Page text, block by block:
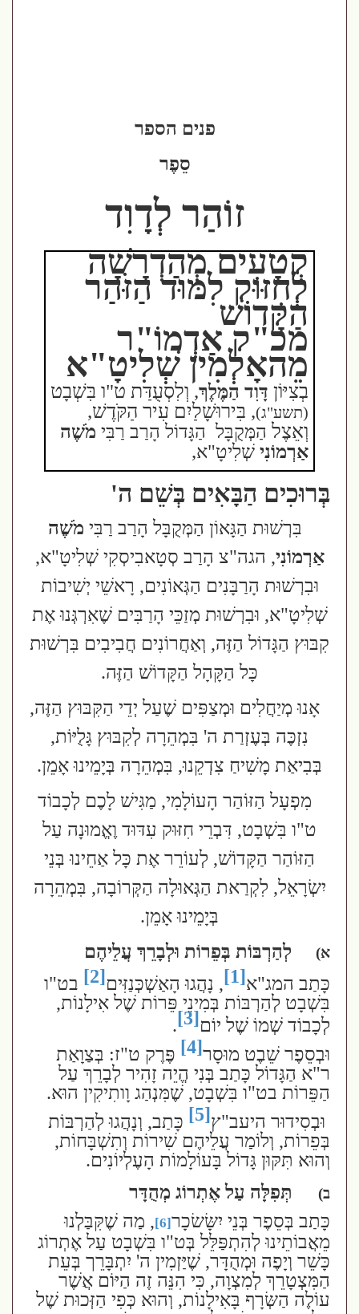
פנים הספר
סֵפֶר
זוֹהַר לְדָוִד
קְטָעִים מְהַדְרָשָׁה
לְחִזּוּק לִמּוּד הַזֹּהַר
הַקָּדוֹשׁ
מכ"ק אַדְמוֹ"ר
מֵהאָלְמִין שְׁלִיטָ"א
בְצִיּוֹןדָּוִד הַמֶּלֶךְ, וְלִסְעֻדַּת ט"ו בִּשְׁבָט
(תשע"ג), בִּירוּשָׁלַיִם עִיר הַקֹּדֶשׁ,
וְאֵצֶלהַמְּקֻבָּל הַגָּדוֹל הָרַב רַבִּימֹשֶׁה
אַרְמוֹנִי שְׁלִיטָ"א,
בְּרוּכִים הַבָּאִים בְּשֵׁם ה'
בִּרְשׁוּת הַגָּאוֹן הַמְּקֻבָּל הָרַב רַבִּימֹשֶׁה
אַרְמוֹנִי, הגה"צ הָרַב סְטָאבִיסְקִי שְׁלִיטָ"א,
וּבִרְשׁוּת הָרַבָּנִים הַגְּאוֹנִים, רָאשֵׁי יְשִׁיבוֹת
שְׁלִיטָ"א, וּבִרְשׁוּת מְזַכֵּי הָרַבִּים שֶׁאִרְגְּנוּ אֶת
קִבּוּץ הַגָּדוֹל הַזֶּה, וְאַחֲרוֹנִים חֲבִיבִים בִּרְשׁוּת
כָּל הַקָּהָל הַקָּדוֹשׁ הַזֶּה.
אָנוּ מְיַחֲלִים וּמְצַפִּים שֶׁעַל יְדֵי הַקִּבּוּץ הַזֶּה,
נִזְכֶּה בְּעֶזְרַת ה' בִּמְהֵרָה לְקִבּוּץ גָּלֻיּוֹת,
בְּבִיאַת מָשִׁיחַ צִדְקֵנוּ, בִּמְהֵרָה בְּיָמֵינוּ אָמֵן.
מִפְעָל הַזּוֹהַר הָעוֹלָמִי, מַגִּישׁ לָכֶם לְכָבוֹד
ט"ו בִּשְׁבָט, דִּבְרֵי חִזּוּק עִדּוּד וֶאֱמוּנָה עַל
הַזּוֹהַר הַקָּדוֹשׁ, לְעוֹרֵר אֶת כָּל אַחֵינוּ בְּנֵי
יִשְׂרָאֵל, לִקְרַאת הַגְּאוּלָה הַקְּרוֹבָה, בִּמְהֵרָה
בְּיָמֵינוּ אָמֵן.
א)
לְהַרְבּוֹת בְּפֵרוֹת וּלְבָרֵךְ עֲלֵיהֶם
כָּתַב המג"א[1], נָהֲגוּ הָאַשְׁכְּנַזִּים[2]בט"ו
בִּשְׁבָט לְהַרְבּוֹת בְּמִינֵי פֵּרוֹת שֶׁל אִילָנוֹת,
לְכָבוֹד שְׁמוֹ שֶׁל יוֹם[3]
.
וּבְסֵפֶר שֵׁבֶט מוּסָר[4]פֶּרֶק ט"ז: בְּצַוָאַת
ר"א הַגָּדוֹל כָּתַב בְּנִי הֱיֵה זָהִיר לְבָרֵךְ עַל
הַפֵּרוֹת בט"ו בִּשְׁבָט, שֶׁמִּנְהַג וָותִיקִין הוּא.
וּבְסִידוּר היעב"ץ[5]כָּתַב, וְנָהֲגוּ לְהַרְבּוֹת
בְּפֵרוֹת, וְלוֹמַר עֲלֵיהֶם שִׁירוֹת וְתִשְׁבָּחוֹת,
וְהוּא תִּקּוּן גָּדוֹל בָּעוֹלָמוֹת הָעֶלְיוֹנִים.
תְּפִלָּה עַל אֶתְרוֹג מְהֻדָּר
כָּתַב בְּסֵפֶר בְּנֵי יִשָּׂשׂכָר[6], מַה שֶׁקִּבַּלְנוּ
מֵאֲבוֹתֵינוּ לְהִתְפַּלֵּל בְּט"ו בִּשְׁבָט עַל אֶתְרוֹג
כָּשֵׁר וְיָפֶה וּמְהֻדָּר, שֶׁיַּזְמִין ה' יִתְבָּרֵך בְּעֵת
הַמִּצְטָרֵךְ לְמִצְוָה, כִּי הִנֵּה זֶה הַיּוֹם אֲשֶׁר
עוֹלֶה הַשְּׂרָף בָּאִילָנוֹת, וְהוּא כְּפִי הַזְּכוּת שֶׁל